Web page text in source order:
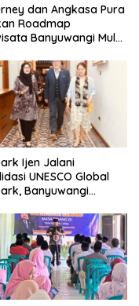
dan Angkasa Pura
Roadmap
Banyuwangi Mulai
Ijen Jalani
UNESCO Global
Banyuwangi
Warisan Dunia